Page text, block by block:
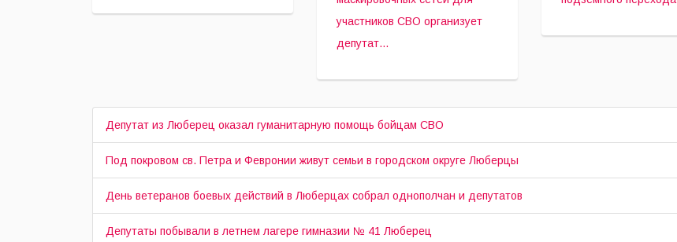
Люберец
окружного Совета
Владимиру
участников СВО организует
депутат...
Люберцы.
Депутат из Люберец оказал гуманитарную помощь бойцам СВО
Под покровом св. Петра и Февронии живут семьи в городском округе Люберцы
День ветеранов боевых действий в Люберцах собрал однополчан и депутатов
Депутаты побывали в летнем лагере гимназии № 41 Люберец